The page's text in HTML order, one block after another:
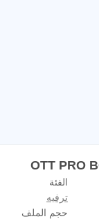
الفئة
ترفيه
حجم الملف